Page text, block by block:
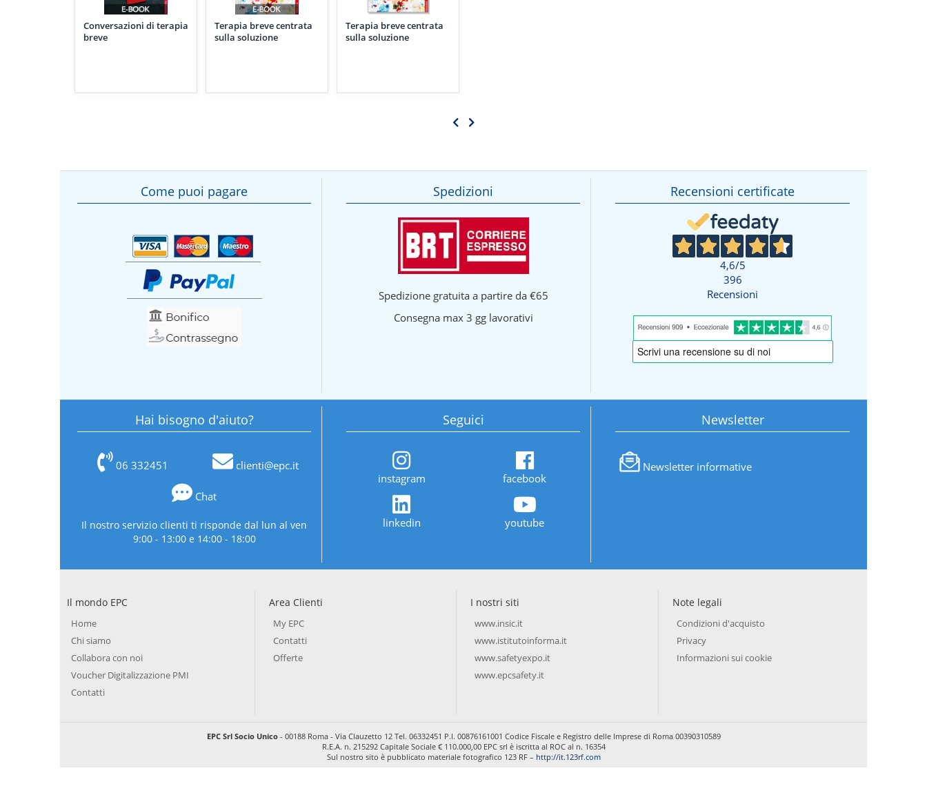
Conversazioni di terapia
breve
Terapia breve centrata
sulla soluzione
Terapia breve centrata
sulla soluzione
Come puoi pagare Spedizioni
Spedizione gratuita a partire da €65
Consegna max 3 gg lavorativi
Recensioni certificate
4,6/5
396
Recensioni
Hai bisogno d'aiuto?
06 332451 clienti@epc.it
Chat
Il nostro servizio clienti ti risponde dal lun al ven
9:00 - 13:00 e 14:00 - 18:00
Seguici
instagram facebook
linkedin youtube
Newsletter
Newsletter informative
Il mondo EPC
Home
Chi siamo
Collabora con noi
Voucher Digitalizzazione PMI
Contatti
Area Clienti
My EPC
Contatti
Offerte
I nostri siti
www.insic.it
www.istitutoinforma.it
www.safetyexpo.it
www.epcsafety.it
Note legali
Condizioni d'acquisto
Privacy
Informazioni sui cookie
EPC Srl Socio Unico- 00188 Roma - Via Clauzetto 12 Tel. 06332451 P.I. 00876161001 Codice Fiscale e Registro delle Imprese di Roma 00390310589
R.E.A. n. 215292 Capitale Sociale € 110.000,00 EPC srl è iscritta al ROC al n. 16354
Sul nostro sito è pubblicato materiale fotografico 123 RF – http://it.123rf.com